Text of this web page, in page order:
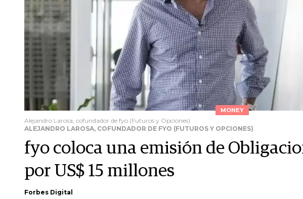
MONEY
Alejandro Larosa, cofundador de fyo (Futuros y Opciones)
ALEJANDRO LAROSA, COFUNDADOR DE FYO (FUTUROS Y OPCIONES)
fyo coloca una emisión de
por US$ 15 millones
Forbes Digital